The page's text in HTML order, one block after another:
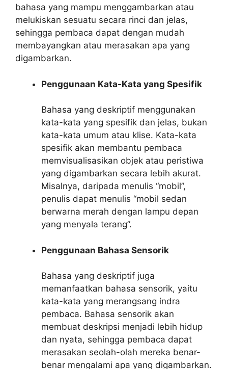
bahasa yang mampu menggambarkan atau
melukiskan sesuatu secara rinci dan jelas,
sehingga pembaca dapat dengan mudah
membayangkan atau merasakan apa yang
digambarkan.
Penggunaan Kata-Kata yang Spesifik
Bahasa yang deskriptif menggunakan
kata-kata yang spesifik dan jelas, bukan
kata-kata umum atau klise. Kata-kata
spesifik akan membantu pembaca
memvisualisasikan objek atau peristiwa
yang digambarkan secara lebih akurat.
Misalnya, daripada menulis “mobil”,
penulis dapat menulis “mobil sedan
berwarna merah dengan lampu depan
yang menyala terang”.
Penggunaan Bahasa Sensorik
Bahasa yang deskriptif juga
memanfaatkan bahasa sensorik, yaitu
kata-kata yang merangsang indra
pembaca. Bahasa sensorik akan
membuat deskripsi menjadi lebih hidup
dan nyata, sehingga pembaca dapat
merasakan seolah-olah mereka benar-
benar mengalami apa yang digambarkan.